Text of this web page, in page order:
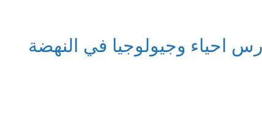
احياء وجيولوجيا في النهضة